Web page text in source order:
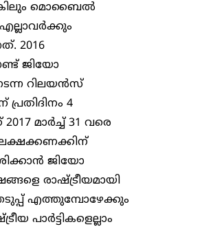
മൊബൈൽ
2016
ജിയോ
റിലയൻസ്
4
മാർച്ച് 31 വരെ
ജിയോ
രാഷ്ട്രീയമായി
എത്തുമ്പോഴേക്കും
പാർട്ടികളെല്ലാം